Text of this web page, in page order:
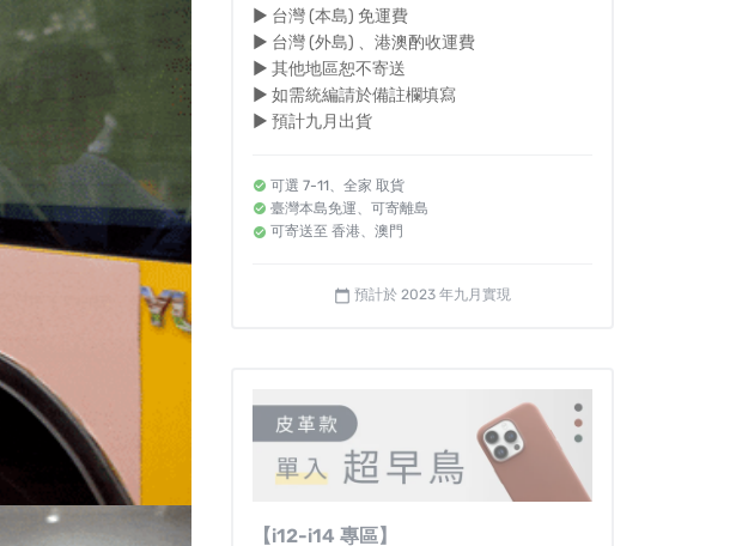
► 台灣 (本島) 免運費
► 台灣 (外島) 、港澳酌收運費
► 其他地區恕不寄送
► 如需統編請於備註欄填寫
► 預計九月出貨
可選 7-11、全家 取貨
臺灣本島免運、可寄離島
可寄送至 香港、澳門
calendar_today 預計於 2023 年九月實現
【i12-i14 專區】